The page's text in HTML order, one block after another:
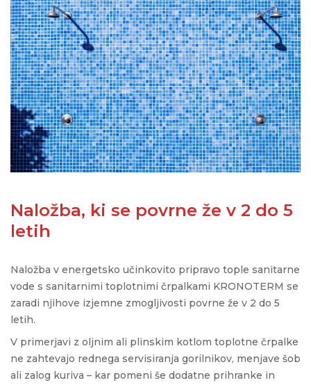
Naložba, ki se povrne že v 2 do 5
letih
Naložba v energetsko učinkovito pripravo tople sanitarne
vode s sanitarnimi toplotnimi črpalkami KRONOTERM se
zaradi njihove izjemne zmogljivosti povrne že v 2 do 5
letih.
V primerjavi z oljnim ali plinskim kotlom toplotne črpalke
ne zahtevajo rednega servisiranja gorilnikov, menjave šob
ali zalog kuriva – kar pomeni še dodatne prihranke in